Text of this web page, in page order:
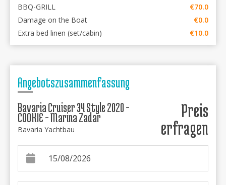
BBQ-GRILL
€70.0
Damage on the Boat
€0.0
Extra bed linen (set/cabin)
€10.0
Angebotszusammenfassung
Bavaria Cruiser 34 Style 2020 -
COOKIE - Marina Zadar
Bavaria Yachtbau
Preis
erfragen